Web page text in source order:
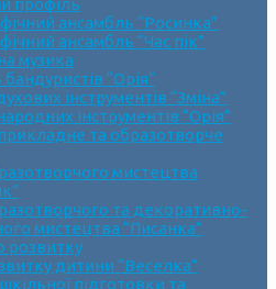
профіль
ансамбль “Росинка”
ансамбль “Час пік”
музика
“Орія”
інструментів “Зміна”
інструментів “Орія”
та образотворче
мистецтва
та декоративно-
мистецтва “Писанка”
розвитку
дитини “Веселка”
підготовки та